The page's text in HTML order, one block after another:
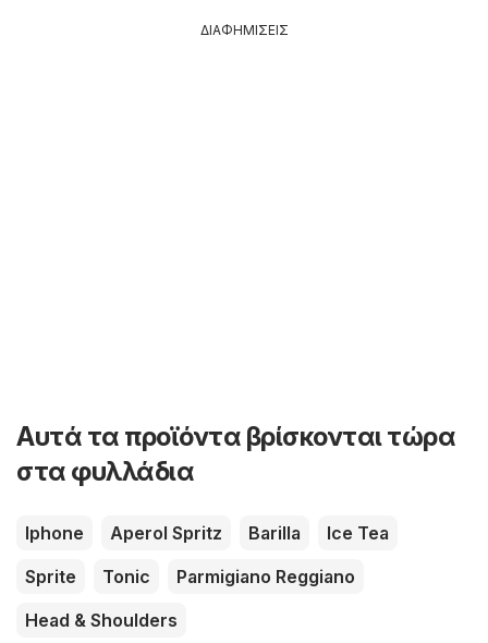
ΔΙΑΦΗΜΙΣΕΙΣ
Αυτά τα προϊόντα βρίσκονται τώρα
στα φυλλάδια
Iphone Aperol Spritz Barilla
Ice Tea
Sprite
Tonic
Parmigiano Reggiano
Head & Shoulders